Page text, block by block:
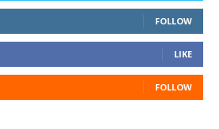
FOLLOW
LIKE
FOLLOW